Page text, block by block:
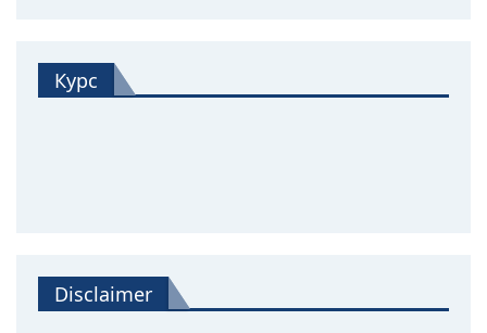
Курс
Disclaimer